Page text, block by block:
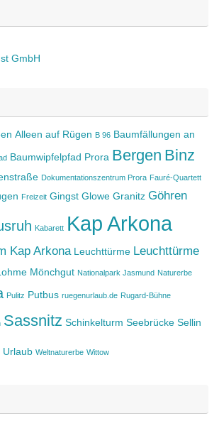
GmbH
Alleen auf Rügen B 96 Baumfällungen an
Baumwipfelpfad Prora Bergen Binz
Dokumentationszentrum Prora Fauré-Quartett
Freizeit Gingst Glowe Granitz Göhren
Kabarett Kap Arkona
Kap Arkona Leuchttürme Leuchttürme
Mönchgut Nationalpark Jasmund Naturerbe
Pulitz Putbus ruegenurlaub.de Rugard-Bühne
Sassnitz Schinkelturm Seebrücke Sellin
Urlaub Weltnaturerbe Wittow